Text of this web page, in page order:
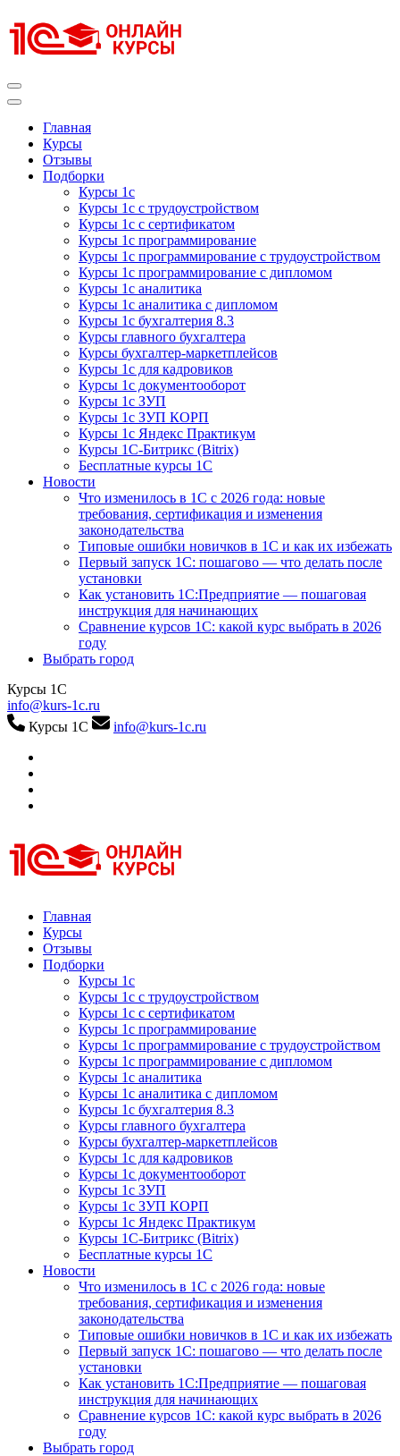
к
содержимому
Главная
Курсы
Отзывы
Подборки
Курсы 1с
Курсы 1с с трудоустройством
Курсы 1с с сертификатом
Курсы 1с программирование
Курсы 1с программирование с трудоустройством
Курсы 1с программирование с дипломом
Курсы 1с аналитика
Курсы 1с аналитика с дипломом
Курсы 1с бухгалтерия 8.3
Курсы главного бухгалтера
Курсы бухгалтер-маркетплейсов
Курсы 1с для кадровиков
Курсы 1с документооборот
Курсы 1с ЗУП
Курсы 1с ЗУП КОРП
Курсы 1с Яндекс Практикум
Курсы 1С-Битрикс (Bitrix)
Бесплатные курсы 1С
Новости
Что изменилось в 1С с 2026 года: новые
требования, сертификация и изменения
законодательства
Типовые ошибки новичков в 1С и как их избежать
Первый запуск 1С: пошагово — что делать после
установки
Как установить 1С:Предприятие — пошаговая
инструкция для начинающих
Сравнение курсов 1С: какой курс выбрать в 2026
году
Выбрать город
Курсы 1С
info@kurs-1c.ru
Курсы 1С
info@kurs-1c.ru
Курсы 1С
Курсы 1С официальная сертификация
Главная
Курсы
Отзывы
Подборки
Курсы 1с
Курсы 1с с трудоустройством
Курсы 1с с сертификатом
Курсы 1с программирование
Курсы 1с программирование с трудоустройством
Курсы 1с программирование с дипломом
Курсы 1с аналитика
Курсы 1с аналитика с дипломом
Курсы 1с бухгалтерия 8.3
Курсы главного бухгалтера
Курсы бухгалтер-маркетплейсов
Курсы 1с для кадровиков
Курсы 1с документооборот
Курсы 1с ЗУП
Курсы 1с ЗУП КОРП
Курсы 1с Яндекс Практикум
Курсы 1С-Битрикс (Bitrix)
Бесплатные курсы 1С
Новости
Что изменилось в 1С с 2026 года: новые
требования, сертификация и изменения
законодательства
Типовые ошибки новичков в 1С и как их избежать
Первый запуск 1С: пошагово — что делать после
установки
Как установить 1С:Предприятие — пошаговая
инструкция для начинающих
Сравнение курсов 1С: какой курс выбрать в 2026
году
Выбрать город